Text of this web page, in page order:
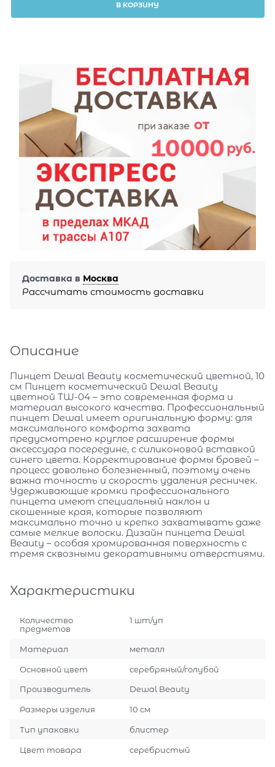
В КОРЗИНУ
Доставка в Москва
Рассчитать стоимость доставки
Описание
Пинцет Dewal Beauty косметический цветной, 10
см Пинцет косметический Dewal Beauty
цветной TW-04 – это современная форма и
материал высокого качества. Профессиональный
пинцет Dewal имеет оригинальную форму: для
максимального комфорта захвата
предусмотрено круглое расширение формы
аксессуара посередине, с силиконовой вставкой
синего цвета. Корректирование формы бровей –
процесс довольно болезненный, поэтому очень
важна точность и скорость удаления ресничек.
Удерживающие кромки профессионального
пинцета имеют специальный наклон и
скошенные края, которые позволяют
максимально точно и крепко захватывать даже
самые мелкие волоски. Дизайн пинцета Dewal
Beauty – особая хромированная поверхность с
тремя сквозными декоративными отверстиями.
Характеристики
Количество
предметов
1 шт/уп
Материал металл
Основной цвет серебряный/голубой
Производитель Dewal Beauty
Размеры изделия 10 см
Тип упаковки блистер
Цвет товара серебристый